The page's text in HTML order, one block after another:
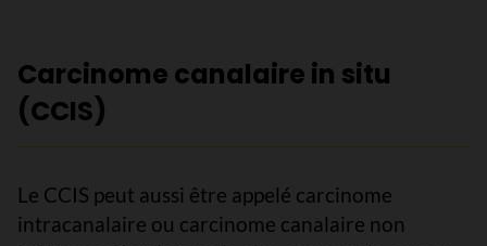
Carcinome canalaire in situ
(CCIS)
Le CCIS peut aussi être appelé carcinome
intracanalaire ou carcinome canalaire non